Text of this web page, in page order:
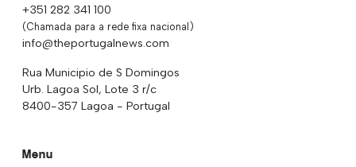
+351 282 341 100
(Chamada para a rede fixa nacional)
info@theportugalnews.com
Rua Municipio de S Domingos
Urb. Lagoa Sol, Lote 3 r/c
8400-357 Lagoa - Portugal
Menu